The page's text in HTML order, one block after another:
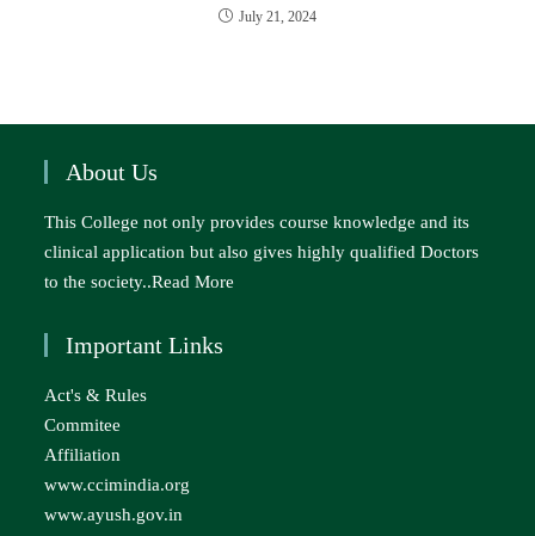
July 21, 2024
About Us
This College not only provides course knowledge and its
clinical application but also gives highly qualified Doctors
to the society..Read More
Important Links
Act's & Rules
Commitee
Affiliation
www.ccimindia.org
www.ayush.gov.in